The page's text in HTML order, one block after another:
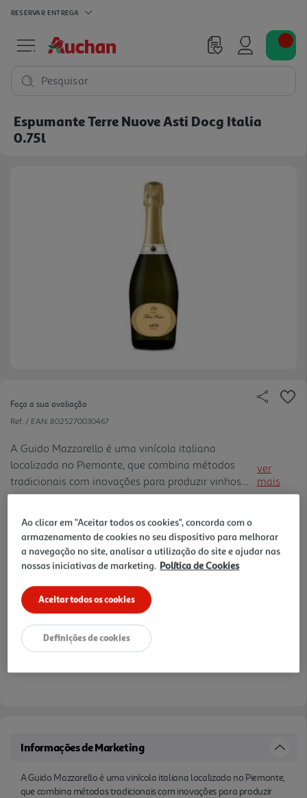
RESERVAR ENTREGA
Pesquisar
Espumante Terre Nuove Asti Docg Italia
0.75l
Faça a sua avaliação
Ref. / EAN: 8025270030467
A Guido Mazzarello é uma vinícola italiana
localizada no Piemonte, que combina métodos
tradicionais com inovações para produzir vinhos
elegantes e complexos, que refletem o terroir local.
criando vinhos que expr essam a verdadeira
identidade da região.
ver
mais
5,99 €
Notas de preparação
Informações de Marketing
A Guido Mazzarello é uma vinícola italiana localizada no Piemonte,
que combina métodos tradicionais com inovações para produzir
Ao clicar em "Aceitar todos os cookies", concorda com o
armazenamento de cookies no seu dispositivo para melhorar
a navegação no site, analisar a utilização do site e ajudar nas
nossas iniciativas de marketing. Política de Cookies
Aceitar todos os cookies
Definições de cookies